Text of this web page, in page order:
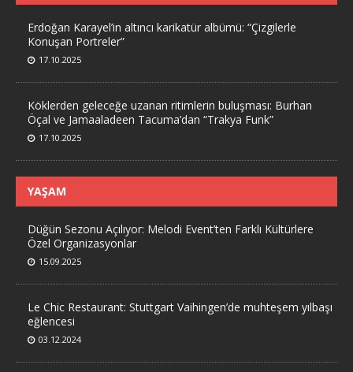
Erdoğan Karayel’in altıncı karikatür albümü: “Çizgilerle
Konuşan Portreler”
17.10.2025
Köklerden geleceğe uzanan ritimlerin buluşması: Burhan
Öçal ve Jamaaladeen Tacuma’dan “Trakya Funk”
17.10.2025
YAŞAM
Düğün Sezonu Açılıyor: Melodi Event’ten Farklı Kültürlere
Özel Organizasyonlar
15.09.2025
Le Chic Restaurant: Stuttgart Vaihingen’de muhteşem yılbaşı
eğlencesi
03.12.2024